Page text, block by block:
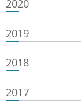
2020
2019
2018
2017